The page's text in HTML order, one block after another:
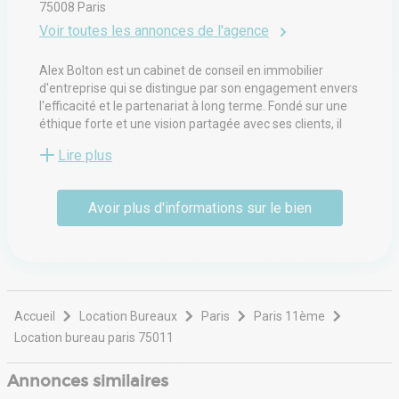
75008 Paris
Voir toutes les annonces de l'agence
Alex Bolton est un cabinet de conseil en immobilier
d'entreprise qui se distingue par son engagement envers
l'efficacité et le partenariat à long terme. Fondé sur une
éthique forte et une vision partagée avec ses clients, il
institutionnels dans l’optimisation de leurs actifs
marché et une approche sur mesure, ses équipes
identifient les meilleures opportunités en bureaux,
commerces et activités. En plaçant la proximité et la
Lire plus
Avoir plus d'informations sur le bien
Accueil Location Bureaux Paris
Paris 11ème
Location bureau paris 75011
Annonces similaires